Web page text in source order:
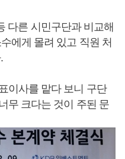
다른 시민구단과 비교해
에게 몰려 있고 직원 처
이사를 맡다 보니 구단
무 크다는 것이 주된 문